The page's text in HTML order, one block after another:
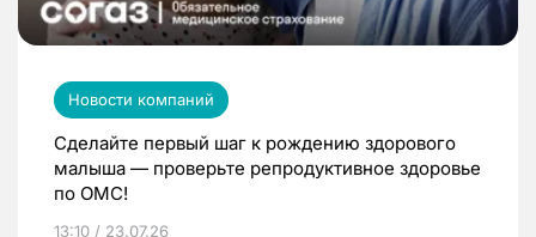
Новости компаний
Сделайте первый шаг к рождению здорового
малыша — проверьте репродуктивное здоровье
по ОМС!
13:10 / 23.07.26